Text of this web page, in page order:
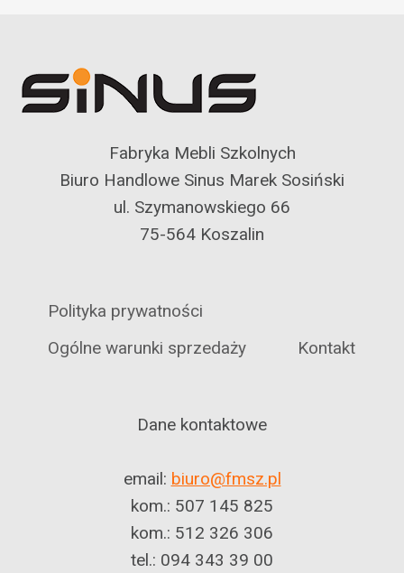
Fabryka Mebli Szkolnych
Biuro Handlowe Sinus Marek Sosiński
ul. Szymanowskiego 66
75-564 Koszalin
Polityka prywatności
Ogólne warunki sprzedaży
Kontakt
Dane kontaktowe
email: biuro@fmsz.pl
kom.: 507 145 825
kom.: 512 326 306
tel.: 094 343 39 00